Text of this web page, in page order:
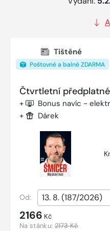
Tištěné
Poštovné a balné ZDARMA
Čtvrtletní předplatné
+ Bonus navíc -
+ Dárek
Od:
2166 Kč
Na stánku:2173 Kč